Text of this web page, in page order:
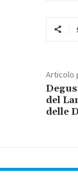
Articolo
del
delle